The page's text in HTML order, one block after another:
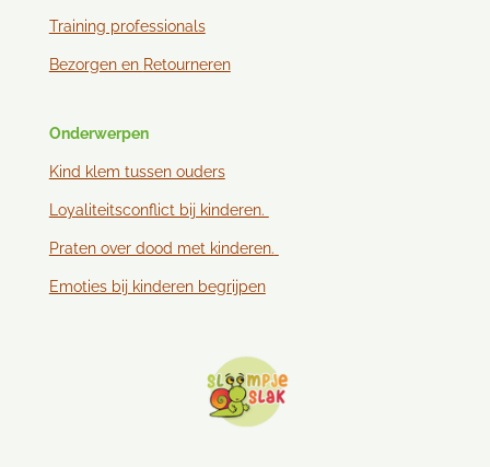
Training professionals
Bezorgen en Retourneren
Onderwerpen
Kind klem tussen ouders
Loyaliteitsconflict bij kinderen.
Praten over dood met kinderen.
Emoties bij kinderen begrijpen